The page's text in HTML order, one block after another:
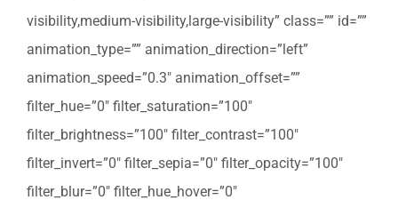
visibility,medium-visibility,large-visibility” class=”” id=””
animation_type=”” animation_direction=”left”
animation_speed=”0.3″ animation_offset=””
filter_hue=”0″ filter_saturation=”100″
filter_brightness=”100″ filter_contrast=”100″
filter_invert=”0″ filter_sepia=”0″ filter_opacity=”100″
filter_blur=”0″ filter_hue_hover=”0″